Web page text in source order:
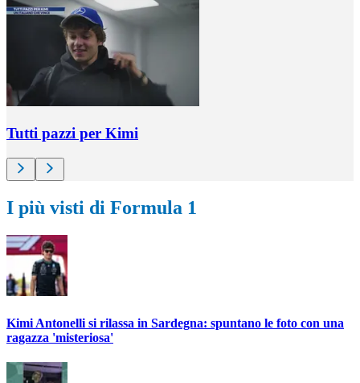
Tutti pazzi per Kimi
I più visti di Formula 1
Kimi Antonelli si rilassa in Sardegna: spuntano le foto con una
ragazza 'misteriosa'